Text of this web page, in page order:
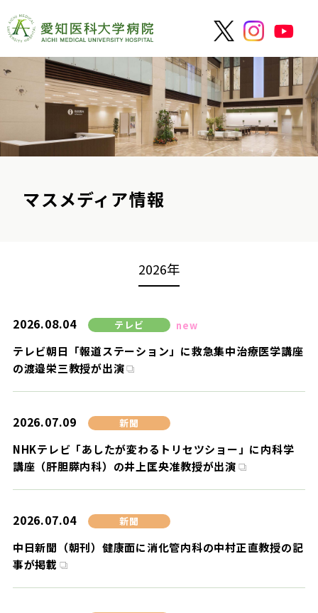
マスメディア情報
2026年
2026.08.04 テレビ new
テレビ朝日「報道ステーション」に救急集中治療医学講座
の渡邉栄三教授が出演
2026.07.09 新聞
NHKテレビ「あしたが変わるトリセツショー」に内科学
講座（肝胆膵内科）の井上匡央准教授が出演
2026.07.04 新聞
中日新聞（朝刊）健康面に消化管内科の中村正直教授の記
事が掲載